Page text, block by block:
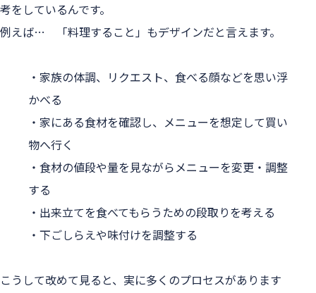
考をしているんです。
例えば…　「料理すること」もデザインだと言えます。
・家族の体調、リクエスト、食べる顔などを思い浮
かべる
・家にある食材を確認し、メニューを想定して買い
物へ行く
・食材の値段や量を見ながらメニューを変更・調整
する
・出来立てを食べてもらうための段取りを考える
・下ごしらえや味付けを調整する
こうして改めて見ると、実に多くのプロセスがあります